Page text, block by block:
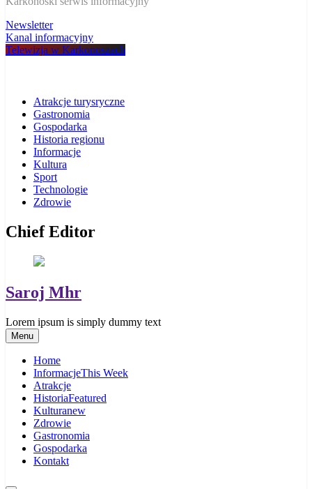
Newsletter
Kanal informacyjny
Telewizja w Karkonoszach
Atrakcje turysryczne
Gastronomia
Gospodarka
Historia regionu
Informacje
Kultura
Sport
Technologie
Zdrowie
Chief Editor
Saroj Mhr
Lorem ipsum is simply dummy text
Menu
Home
InformacjeThis Week
Atrakcje
HistoriaFeatured
Kulturanew
Zdrowie
Gastronomia
Gospodarka
Kontakt